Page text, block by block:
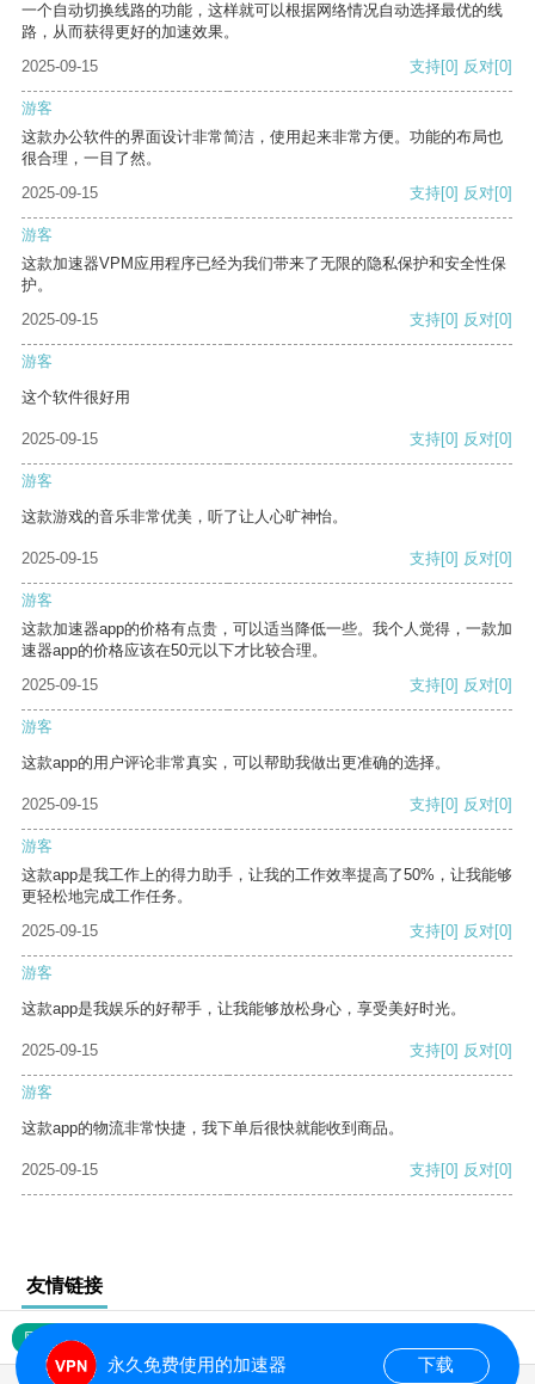
一个自动切换线路的功能，这样就可以根据网络情况自动选择最优的线
路，从而获得更好的加速效果。
2025-09-15
支持[0] 反对[0]
游客
这款办公软件的界面设计非常简洁，使用起来非常方便。功能的布局也
很合理，一目了然。
2025-09-15
支持[0] 反对[0]
游客
这款加速器VPM应用程序已经为我们带来了无限的隐私保护和安全性保
护。
2025-09-15
支持[0] 反对[0]
游客
这个软件很好用
2025-09-15 支持[0] 反对[0]
游客
这款游戏的音乐非常优美，听了让人心旷神怡。
2025-09-15 支持[0] 反对[0]
游客
这款加速器app的价格有点贵，可以适当降低一些。我个人觉得，一款加
速器app的价格应该在50元以下才比较合理。
2025-09-15
支持[0] 反对[0]
游客
这款app的用户评论非常真实，可以帮助我做出更准确的选择。
2025-09-15 支持[0] 反对[0]
游客
这款app是我工作上的得力助手，让我的工作效率提高了50%，让我能够
更轻松地完成工作任务。
2025-09-15
支持[0] 反对[0]
游客
这款app是我娱乐的好帮手，让我能够放松身心，享受美好时光。
2025-09-15 支持[0] 反对[0]
游客
这款app的物流非常快捷，我下单后很快就能收到商品。
2025-09-15 支持[0] 反对[0]
友情链接
网站地图
永久免费使用的加速器 下载